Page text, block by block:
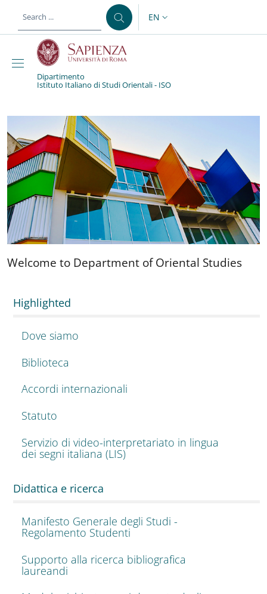
LANGUAGE SWITCHER:
EN
Dipartimento
Istituto Italiano di Studi Orientali - ISO
Dipartimento Istituto
Welcome to Department
Welcome to Department of Oriental Studies
Highlighted
Dove siamo
Biblioteca
Accordi internazionali
Statuto
Servizio di video-interpretariato in lingua
dei segni italiana (LIS)
Didattica e ricerca
Manifesto Generale degli Studi -
Regolamento Studenti
Supporto alla ricerca bibliografica
laureandi